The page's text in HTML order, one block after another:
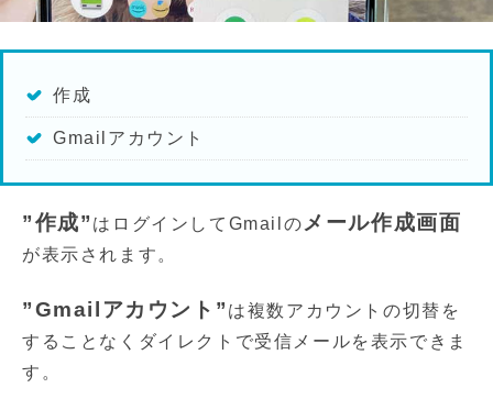
作成
Gmailアカウント
”作成” はログインしてGmailの メール作成画面
が表示されます。
”Gmailアカウント” は複数アカウントの切替を
することなくダイレクトで受信メールを表示できま
す。